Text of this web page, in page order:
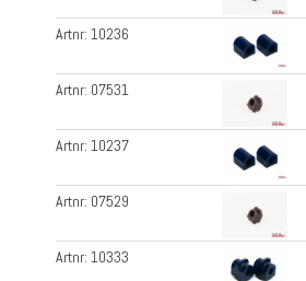
Artnr:10236
Artnr: 07531
Artnr:10237
Artnr: 07529
Artnr:10333